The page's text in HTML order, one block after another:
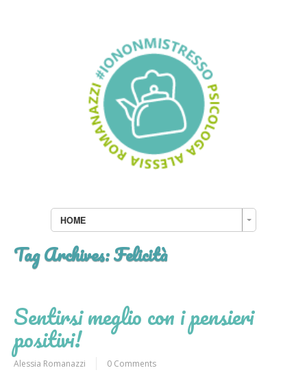
HOME
Tag Archives:Felicità
Sentirsi meglio con i pensieri
positivi!
Alessia Romanazzi 0 Comments